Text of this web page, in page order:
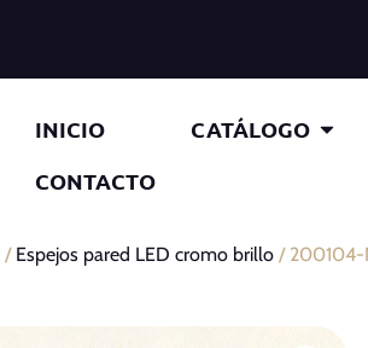
INICIO CATÁLOGO
CONTACTO
/ Espejos pared LED cromo brillo / 200104-